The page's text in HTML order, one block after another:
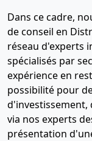
Dans ce cadre,
de conseil en
réseau d'experts
spécialisés par
expérience en
possibilité pour
d'investissement,
via nos experts
présentation